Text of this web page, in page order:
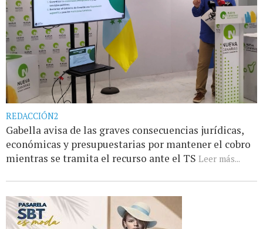
REDACCIÓN2
Gabella avisa de las graves consecuencias jurídicas,
económicas y presupuestarias por mantener el cobro
mientras se tramita el recurso ante el TS Leer más...